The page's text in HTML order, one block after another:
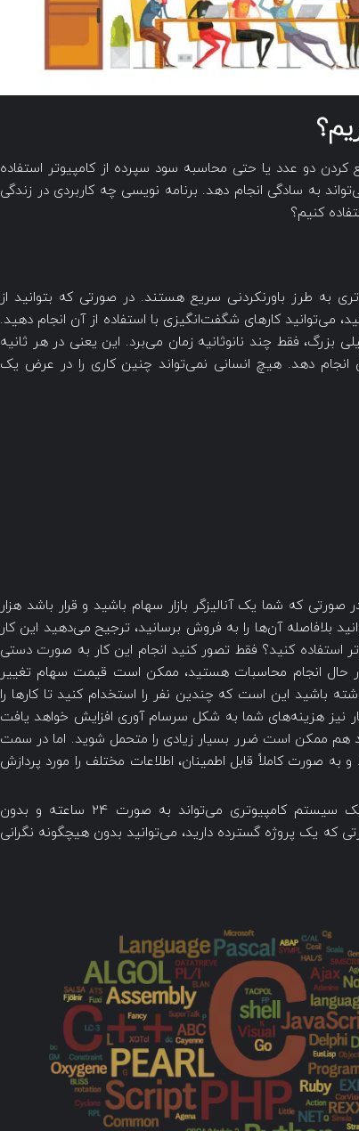
دو عدد یا حتی محاسبه سود سپرده از کامپیوتر استفاده
به سادگی انجام دهد. برنامه نویسی چه کاربردی در زندگی
کنیم؟
به طرز باورنکردنی سریع هستند. در صورتی که بتوانید از
می‌توانید کارهای شگفت‌انگیزی با استفاده از آن انجام دهید.
بزرگ، فقط چند نانوثانیه زمان می‌برد. این یعنی در هر ثانیه
انجام دهد. هیچ انسانی نمی‌تواند چنین کاری را در عرض یک
صورتی که شما یک آنالیزگر بازار سهام باشید و قرار باشد هزار
بلافاصله آن‌ها را به فروش برسانید، ترجیح می‌دهید این کار
استفاده کنید؟ فقط تصور کنید انجام این کار به صورت دستی
حال انجام محاسبات هستید، ممکن است قیمت سهام تغییر
باشید این است که چندین نفر را استخدام کنید تا کارها را
نیز هزینه‌های شما به شکل سرسام آوری افزایش خواهد یافت
هم ممکن است ضرر بسیار زیادی را متحمل شوید. اما در سمت
و به صورت کاملاً قابل اطمینان، اطلاعات مختلف را مورد پردازش
یک سیستم کامپیوتری می‌تواند به صورت 24 ساعته و بدون
که یک پروژه گسترده دارید، می‌توانید بدون هیچگونه نگرانی